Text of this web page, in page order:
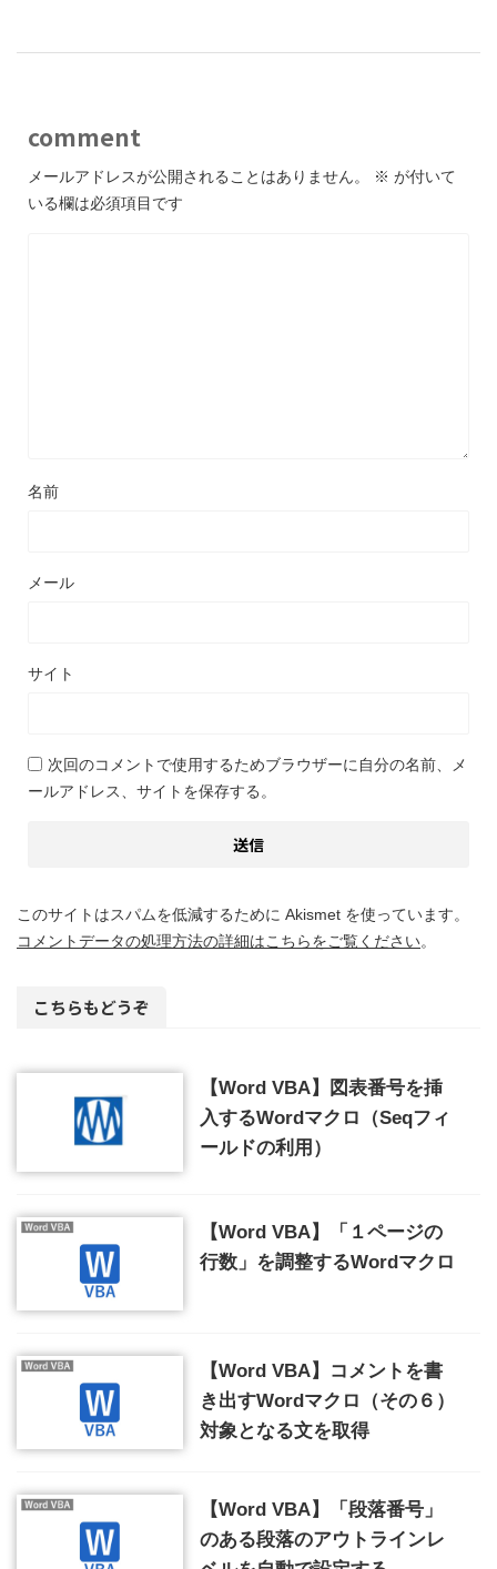
comment
メールアドレスが公開されることはありません。 ※ が付いて
いる欄は必須項目です
名前
メール
サイト
次回のコメントで使用するためブラウザーに自分の名前、メ
ールアドレス、サイトを保存する。
このサイトはスパムを低減するために Akismet を使っています。
コメントデータの処理方法の詳細はこちらをご覧ください。
こちらもどうぞ
【Word VBA】図表番号を挿
入するWordマクロ（Seqフィ
ールドの利用）
【Word VBA】「１ページの
行数」を調整するWordマクロ
【Word VBA】コメントを書
き出すWordマクロ（その６）
対象となる文を取得
【Word VBA】「段落番号」
のある段落のアウトラインレ